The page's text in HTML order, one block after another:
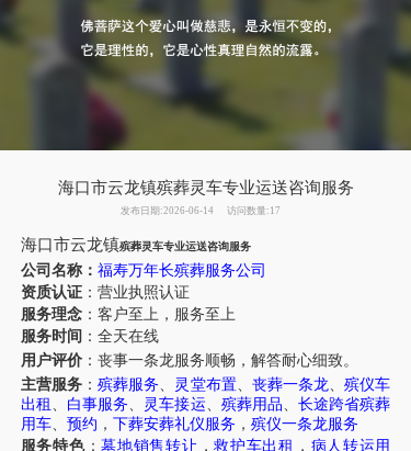
海口市云龙镇殡葬灵车专业运送咨询服务
发布日期:2026-06-14 访问数量:17
海口市云龙镇殡葬灵车专业运送咨询服务
公司名称： 福寿万年长殡葬服务公司
资质认证：营业执照认证
服务理念：客户至上，服务至上
服务时间 ：全天在线
用户评价：丧事一条龙服务顺畅，解答耐心细致。
主营服务 ：殡葬服务、 灵堂布置、 丧葬一条龙、殡仪车
出租 、 白事服务、 灵车接运、 殡葬用品、 长途跨省殡葬
用车、 预约 ， 下葬安葬礼仪服务 ， 殡仪一条龙服务
服务特色：墓地销售转让 ，救护车出租 ， 病人转运用